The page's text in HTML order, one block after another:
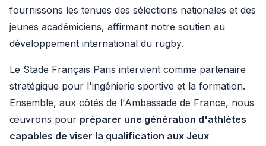
fournissons les tenues des sélections nationales et des
jeunes académiciens, affirmant notre soutien au
développement international du rugby.
Le Stade Français Paris intervient comme partenaire
stratégique pour l'ingénierie sportive et la formation.
Ensemble, aux côtés de l'Ambassade de France, nous
œuvrons pour préparer une génération d'athlètes
capables de viser la qualification aux Jeux